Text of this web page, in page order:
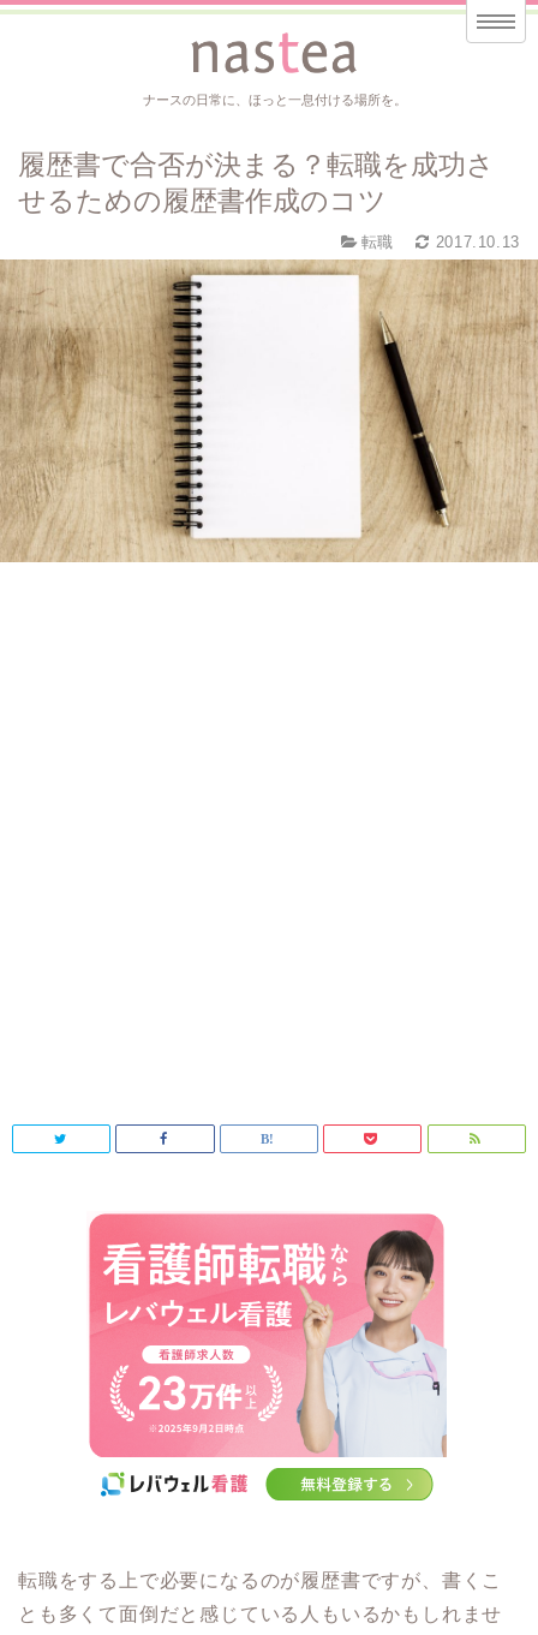
ナースの日常に、ほっと一息付ける場所を。
履歴書で合否が決まる？転職を成功さ
せるための履歴書作成のコツ
転職 2017.10.13
転職をする上で必要になるのが履歴書ですが、書くこ
とも多くて面倒だと感じている人もいるかもしれませ